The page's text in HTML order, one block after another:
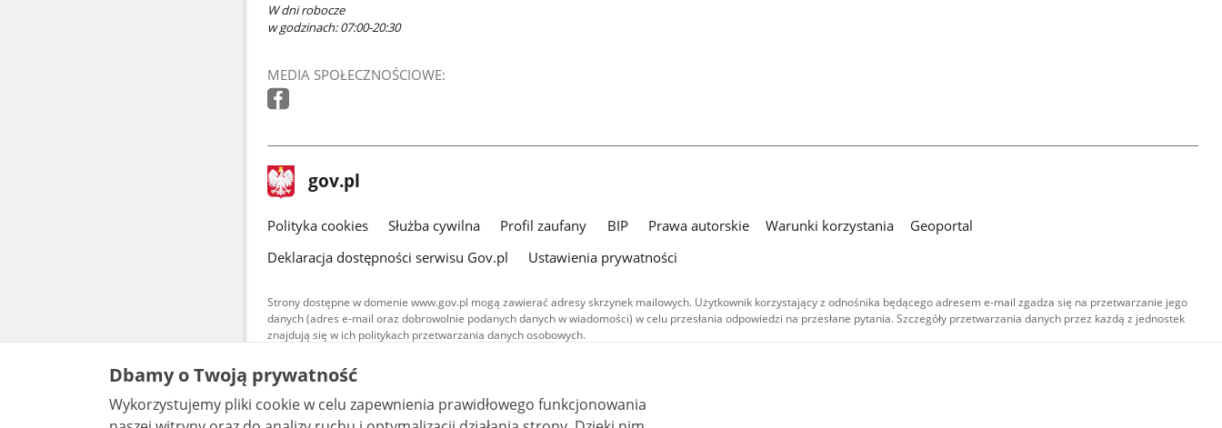
W dni robocze
w godzinach: 07:00-20:30
MEDIA SPOŁECZNOŚCIOWE:
stopka
gov.pl Strona
gov.pl
gov.pl
Polityka cookies Służba cywilna Profil zaufany BIP Prawa autorskie Warunki korzystania
Geoportal
Deklaracja dostępności serwisu Gov.pl
Ustawienia prywatności
Strony dostępne w domenie www.gov.pl mogą zawierać adresy skrzynek mailowych. Użytkownik korzystający z odnośnika będącego adresem e-mail zgadza się na przetwarzanie jego
danych (adres e-mail oraz dobrowolnie podanych danych w wiadomości) w celu przesłania odpowiedzi na przesłane pytania. Szczegóły przetwarzania danych przez każdą z jednostek
znajdują się w ich politykach przetwarzania danych osobowych.
Treści tekstowe publikowane w serwisie (z wyłączeniem treści audiowizualnych), są
udostępniane na licencji typu Creative Commons: uznanie autorstwa - na tych samych
warunkach 4.0 (CC BY-SA 4.0). Materiały audiowizualne, w tym zdjęcia, materiały audio i wideo,
są udostępniane na licencji typu Creative Commons: uznanie autorstwa użycie niekomercyjne -
bez utworów zależnych 4.0 (CC BY-NC-ND 4.0), o ile nie jest to stwierdzone inaczej.
Dbamy o Twoją prywatność
Wykorzystujemy pliki cookie w celu zapewnienia prawidłowego funkcjonowania